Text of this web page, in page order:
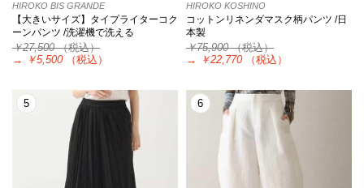
HIROKO BIS GRANDE
【大きいサイズ】タイプライターコク
ーンパンツ /洗濯機で洗える
￥27,500（税込）
→
￥5,500 （税込）
HIROKO KOSHINO
コットンリネンダマスク柄パンツ /日
本製
￥75,900（税込）
→
￥22,770 （税込）
5 6